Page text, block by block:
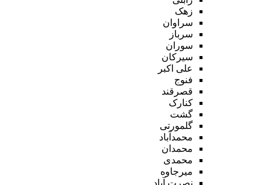
زهک
سراوان
سرباز
سوران
سیرکان
علی اکبر
فنوج
قصرقند
کنارک
گشت
گلمورتی
محمدآباد
محمدان
محمدی
میرجاوه
نصرت آباد